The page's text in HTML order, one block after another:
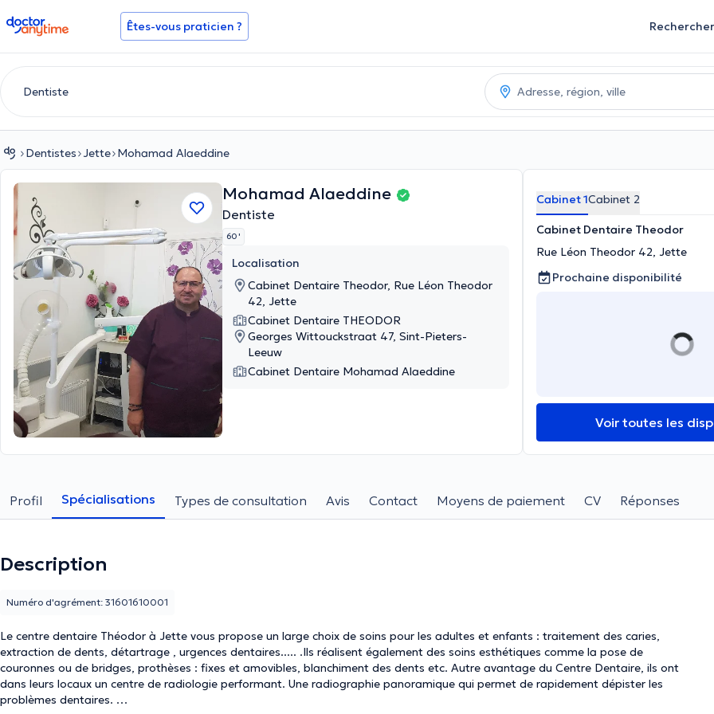
doctoranytime Êtes-vous praticien ? Rechercher
Dentistes Jette Mohamad Alaeddine
Mohamad Alaeddine
Dentiste
60 '
Localisation
Cabinet Dentaire Theodor, Rue Léon Theodor
42, Jette
Cabinet Dentaire THEODOR
Georges Wittouckstraat 47, Sint-Pieters-
Leeuw
Cabinet Dentaire Mohamad Alaeddine
Cabinet 1Cabinet 2
Cabinet Dentaire Theodor
Rue Léon Theodor 42, Jette
Prochaine disponibilité
Voir toutes les
Profil Spécialisations Types de consultation Avis Contact Moyens de paiement CV Réponses
Description
Le centre dentaire Théodor à Jette vous propose un large choix de soins pour les adultes et enfants : traitement des caries,
extraction de dents, détartrage , urgences dentaires..... .Ils réalisent également des soins esthétiques comme la pose de
couronnes ou de bridges, prothèses : fixes et amovibles, blanchiment des dents etc. Autre avantage du Centre Dentaire, ils ont
dans leurs locaux un centre de radiologie performant. Une radiographie panoramique qui permet de rapidement dépister les
problèmes dentaires.
Numéro d'agrément: 31601610001